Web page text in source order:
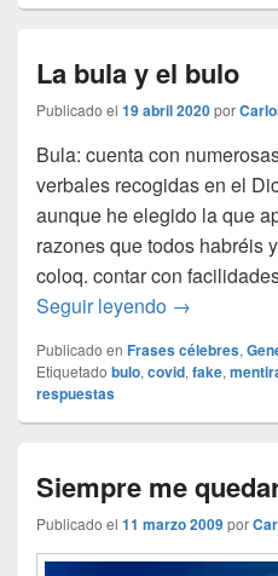
La bula y el bulo
Publicado el 19 abril 2020por
Bula: cuenta con
verbales recogidas en el
aunque he elegido la que
razones que todos habréis
coloq. contar con
Seguir leyendo La bula y el
→
Publicado en Frases célebres,
Etiquetado bulo, covid, fake,
respuestas
Siempre me
Publicado el 11 marzo 2009por